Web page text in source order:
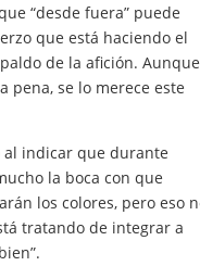
“desde fuera” puede
que está haciendo el
de la afición. Aunque
pena, se lo merece este
al indicar que durante
la boca con que
los colores, pero eso
tratando de integrar a